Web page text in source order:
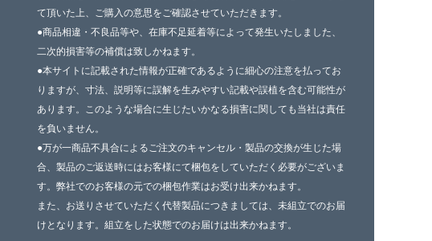
て頂いた上、ご購入の意思をご確認させていただきます。
●商品相違・不良品等や、在庫不足延着等によって発生いたしました、
二次的損害等の補償は致しかねます。
●本サイトに記載された情報が正確であるように細心の注意を払ってお
りますが、寸法、説明等に誤解を生みやすい記載や誤植を含む可能性が
あります。このような場合に生じたいかなる損害に関しても当社は責任
を負いません。
●万が一商品不具合によるご注文のキャンセル・製品の交換が生じた場
合、製品のご返送時にはお客様にて梱包をしていただく必要がございま
す。弊社でのお客様の元での梱包作業はお受け出来かねます。
また、お送りさせていただく代替製品につきましては、未組立でのお届
けとなります。組立をした状態でのお届けは出来かねます。